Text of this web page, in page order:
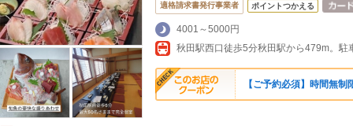
適格請求書発行事業者 ポイントつかえる
4001～5000円
秋田駅西口徒歩5分秋田駅から479m。
【ご予約必須】時間無